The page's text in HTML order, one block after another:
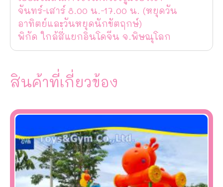
จันทร์-เสาร์ 8.00 น.-17.00 น. (หยุดวัน
อาทิตย์และวันหยุดนักขัตฤกษ์)
พิกัด ใกล้สี่แยกอินโดจีน จ.พิษณุโลก
สินค้าที่เกี่ยวข้อง